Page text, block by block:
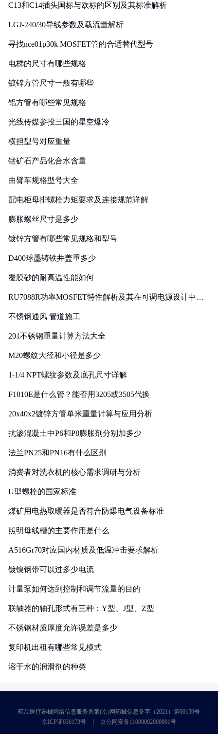
C13和C14插头国标与欧标的区别及其标准解析
LGJ-240/30导线参数及载流量解析
寻找nce01p30k MOSFET管的合适替代型号
电梯的尺寸有哪些规格
镀锌方管尺寸一般有哪些
铝方管有哪些常见规格
光线传媒参投三国的星空爆冷
横担型号对应重量
锰矿石产品化合水含量
曲臂车规格型号大全
配电柜母排螺栓力矩要求及连接规范详解
膨胀螺丝尺寸是多少
镀锌方管有哪些常见规格和型号
D400球墨铸铁井盖重多少
覆膜砂的耐高温性能如何
RU7088R功率MOSFET特性解析及其在可调电源设计中的
不锈钢通风 管道施工
201不锈钢重量计算方法大全
M20螺纹大径和小径是多少
1-1/4 NPT螺纹参数及底孔尺寸详解
F1010E是什么管？能否用3205或3505代换
20x40x2镀锌方管单米重量计算与应用分析
抗渗混凝土中P6和P8膨胀剂分别加多少
法兰PN25和PN16有什么区别
消费者对洗衣机的核心需求调研与分析
U型螺栓的国家标准
煤矿用电热取暖器是否符合防爆电气设备标准
照明母线槽的主要作用是什么
A516Gr70对应国内材质及低温冲击要求解析
镀镍钢带可以过多少电流
计量泵如何达到控制和调节流量的目的
联轴器的轴孔形式有三种：Y型、J型、Z型
不锈钢材质厚度允许误差是多少
复印机出租有哪些常见模式
溶于水的润滑剂的种类
药品医疗器械网络信息服务备案(京)网药械信息备字（2021）第00159号
京ICP证030173号
京公网安备11000002000001号